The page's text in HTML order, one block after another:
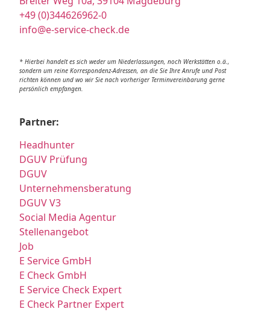
+49 (0)344626962-0
info@e-service-check.de
* Hierbei handelt es sich weder um Niederlassungen, noch Werkstätten o.ä.,
sondern um reine Korrespondenz-Adressen, an die Sie Ihre Anrufe und Post
richten können und wo wir Sie nach vorheriger Terminvereinbarung gerne
persönlich empfangen.
Partner:
Headhunter
DGUV Prüfung
DGUV
Unternehmensberatung
DGUV V3
Social Media Agentur
Stellenangebot
Job
E Service GmbH
E Check GmbH
E Service Check Expert
E Check Partner Expert